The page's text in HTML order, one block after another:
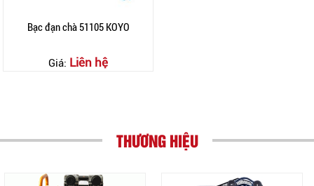
Bạc đạn chà 51105 KOYO
Giá: Liên hệ
THƯƠNG HIỆU